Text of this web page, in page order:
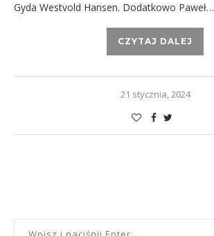
Gyda Westvold Hansen. Dodatkowo Paweł…
CZYTAJ DALEJ
21 stycznia, 2024